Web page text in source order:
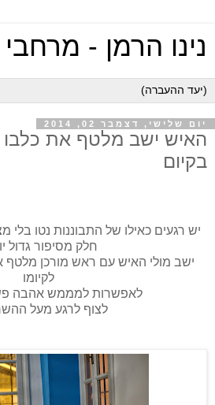
נינו הרמן -
יום שלישי, דצמבר 02, 2014
האיש ישב מלטף את כלבו
בקיום
יש רגעים כאילו של התבוננות נטו בלי
חלק מסיפור גדול
ישב מולי האיש עם ראש מורכן מלטף
לקיומו
לאפשרות למממש אהבה
לצוף לרגע מעל